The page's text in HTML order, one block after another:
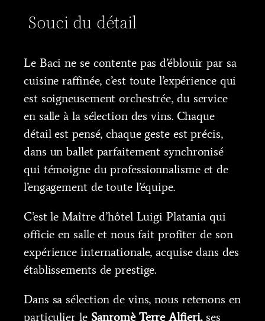
Souci du détail
Le Baci ne se contente pas d’éblouir par sa
cuisine raffinée, c’est toute l’expérience qui
est soigneusement orchestrée, du service
en salle à la sélection des vins. Chaque
détail est pensé, chaque geste est précis,
dans un ballet parfaitement synchronisé
qui témoigne du professionnalisme et de
l’engagement de toute l’équipe.
C’est le Maître d’hôtel Luigi Platania qui
officie en salle et nous fait profiter de son
expérience internationale, acquise dans des
établissements de prestige.
Dans sa sélection de vins, nous retenons en
particulier le Sanromè Terre Alfieri, ses